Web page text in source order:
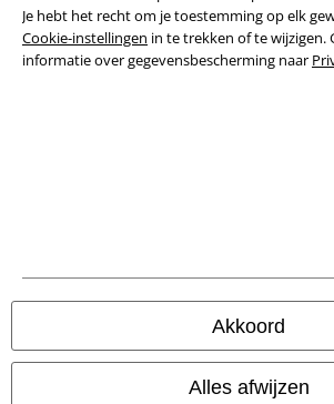
Je hebt het recht om je toestemming op elk
Cookie-instellingen in te trekken of te wijzigen.
informatie over gegevensbescherming naar
Akkoord
Alles afwijzen
Legal
Bedrijfsgegevens